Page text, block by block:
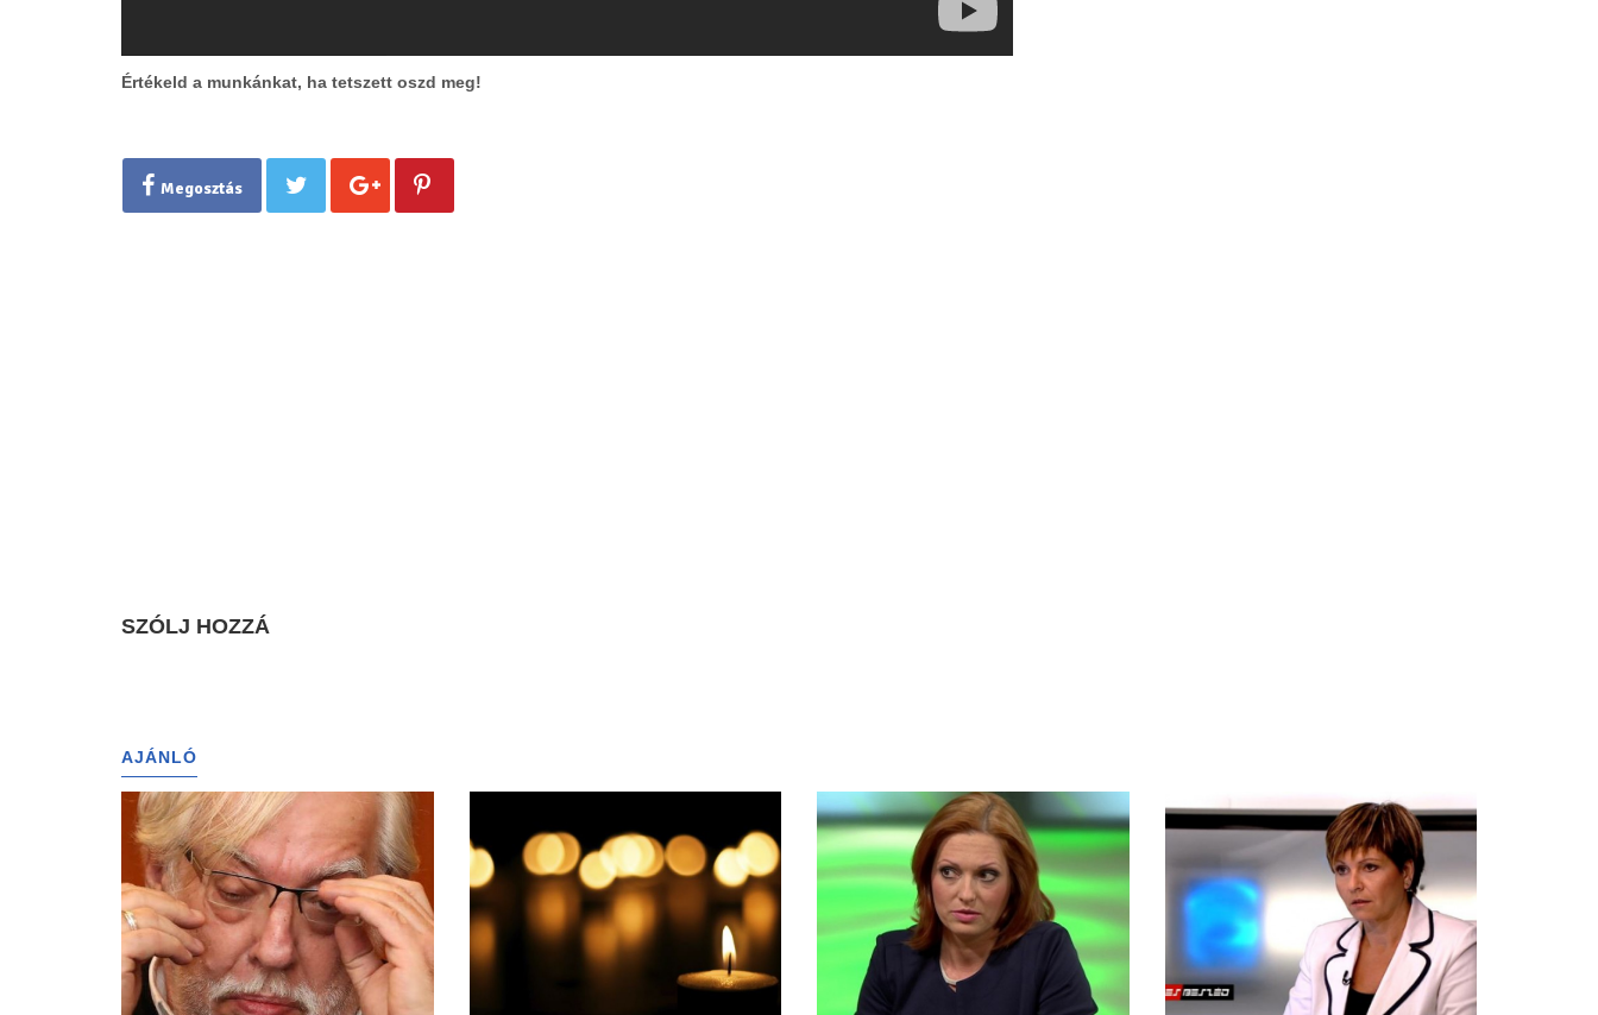
Értékeld a munkánkat, ha tetszett oszd meg!
Megosztás
SZÓLJ HOZZÁ
AJÁNLÓ